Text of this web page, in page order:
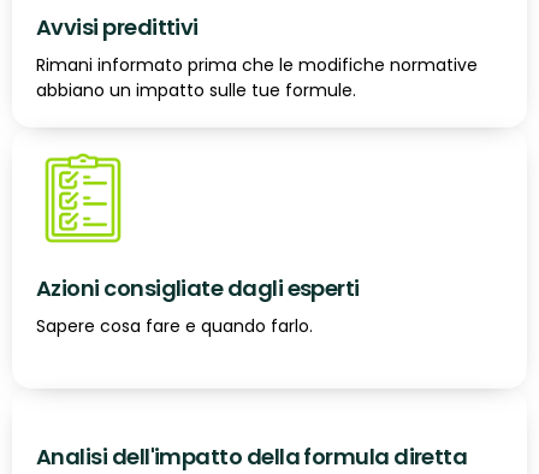
Avvisi predittivi
Rimani informato prima che le modifiche normative
abbiano un impatto sulle tue formule.
Azioni consigliate dagli esperti
Sapere cosa fare e quando farlo.
Analisi dell'impatto della formula diretta